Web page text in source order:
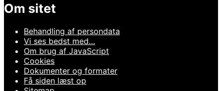
Om sitet
Behandling af persondata
Vi ses bedst med…
Om brug af JavaScript
Cookies
Dokumenter og formater
Få siden læst op